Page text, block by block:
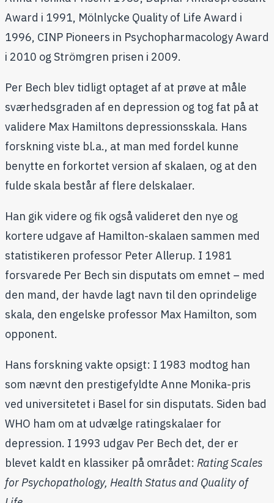
Award i 1991, Mölnlycke Quality of Life Award i
1996, CINP Pioneers in Psychopharmacology Award
i 2010 og Strömgren prisen i 2009.​
Per Bech blev tidligt optaget af at prøve at måle
sværhedsgraden af en depression og tog fat på at
validere Max Hamiltons depressionsskala. Hans
forskning viste bl.a., at man med fordel kunne
benytte en forkortet version af skalaen, og at den
fulde skala består af flere delskalaer.
Han gik videre og fik også valideret den nye og
kortere udgave af Hamilton-skalaen sammen med
statistikeren professor Peter Allerup. I 1981
forsvarede Per Bech sin disputats om emnet – med
den mand, der havde lagt navn til den oprindelige
skala, den engelske professor Max Hamilton, som
opponent.
Hans forskning vakte opsigt: I 1983 modtog han
som nævnt den prestigefyldte Anne Monika-pris
ved universitetet i Basel for sin disputats. Siden bad
WHO ham om at udvælge ratingskalaer for
depression. I 1993 udgav Per Bech det, der er
blevet kaldt en klassiker på området: Rating Scales
for Psychopathology, Health Status and Quality of